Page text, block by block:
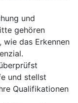
und
gehören
wie das Erkennen
und stellst
Qualifikationen